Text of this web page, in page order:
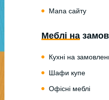
Мапа сайту
Меблі на
Кухні на
Шафи купе
Офісні меблі